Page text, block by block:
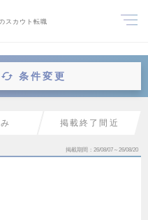
スカウト転職
条件変更
掲載終了間近
掲載期間 26/08/07～26/08/20